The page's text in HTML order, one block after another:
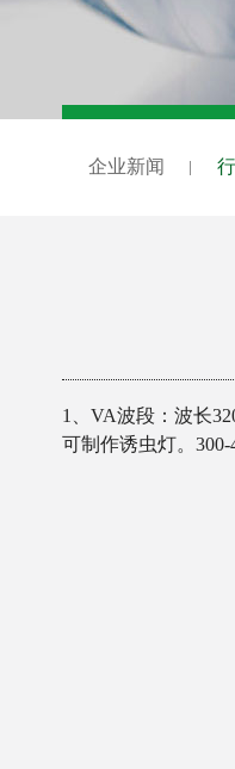
企业新闻
1、VA波段：波长
可制作诱虫灯。